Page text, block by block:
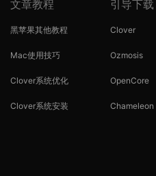
文章教程
黑苹果其他教程
Mac使用技巧
Clover系统优化
Clover系统安装
引导下载
Clover
Ozmosis
OpenCore
Chameleon